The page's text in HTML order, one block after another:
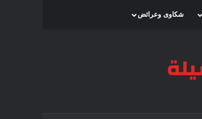
شكاوى وعرائض